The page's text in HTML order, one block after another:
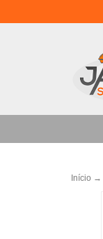
Início →